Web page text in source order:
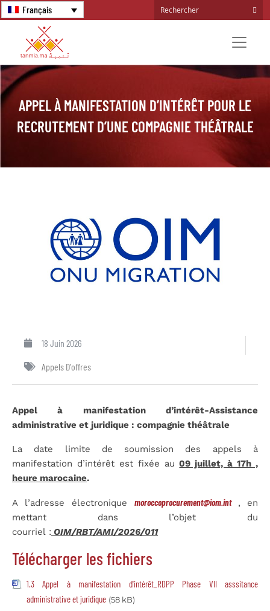
Français
APPEL À MANIFESTATION D’INTÉRÊT POUR LE
RECRUTEMENT D’UNE COMPAGNIE THÉÂTRALE
18 Juin 2026
Appels D'offres
Appel à manifestation d’intérêt-Assistance
administrative et juridique : compagnie théâtrale
La date limite de soumission des appels à
manifestation d’intérêt est fixée au09 juillet, à 17h ,
heure marocaine.
A l’adresse électronique moroccoprocurement@iom.int ,
en
mettant dans l’objet du
courriel : OIM/RBT/AMI/2026/011
Télécharger les fichiers
1.3 Appel à manifestation d'intérêt_RDPP Phase VII asssitance
administrative et juridique (58 kB)